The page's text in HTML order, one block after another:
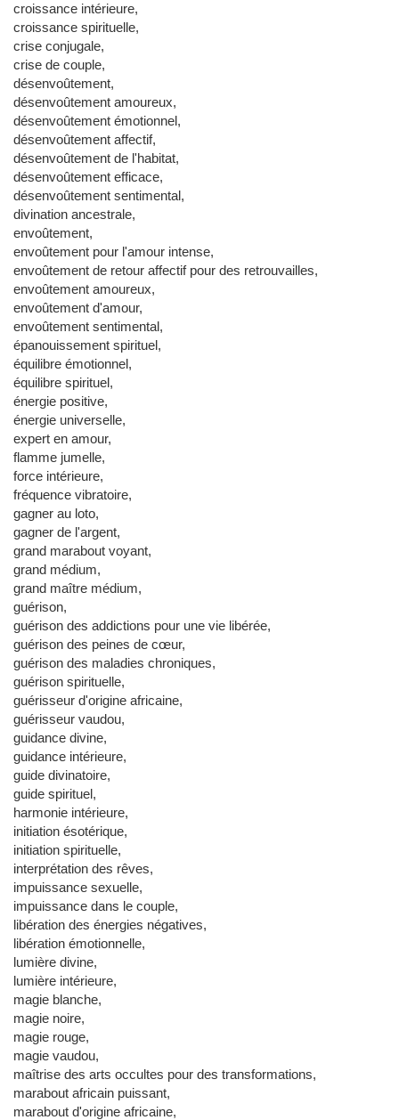
croissance intérieure,
croissance spirituelle,
crise conjugale,
crise de couple,
désenvoûtement,
désenvoûtement amoureux,
désenvoûtement émotionnel,
désenvoûtement affectif,
désenvoûtement de l'habitat,
désenvoûtement efficace,
désenvoûtement sentimental,
divination ancestrale,
envoûtement,
envoûtement pour l'amour intense,
envoûtement de retour affectif pour des retrouvailles,
envoûtement amoureux,
envoûtement d'amour,
envoûtement sentimental,
épanouissement spirituel,
équilibre émotionnel,
équilibre spirituel,
énergie positive,
énergie universelle,
expert en amour,
flamme jumelle,
force intérieure,
fréquence vibratoire,
gagner au loto,
gagner de l'argent,
grand marabout voyant,
grand médium,
grand maître médium,
guérison,
guérison des addictions pour une vie libérée,
guérison des peines de cœur,
guérison des maladies chroniques,
guérison spirituelle,
guérisseur d'origine africaine,
guérisseur vaudou,
guidance divine,
guidance intérieure,
guide divinatoire,
guide spirituel,
harmonie intérieure,
initiation ésotérique,
initiation spirituelle,
interprétation des rêves,
impuissance sexuelle,
impuissance dans le couple,
libération des énergies négatives,
libération émotionnelle,
lumière divine,
lumière intérieure,
magie blanche,
magie noire,
magie rouge,
magie vaudou,
maîtrise des arts occultes pour des transformations,
marabout africain puissant,
marabout d'origine africaine,